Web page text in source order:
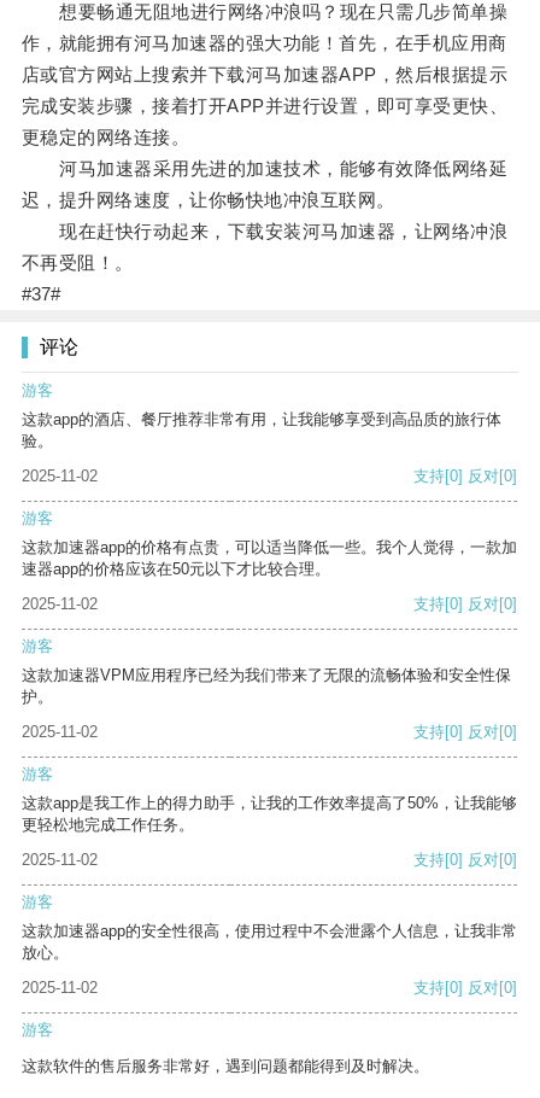
想要畅通无阻地进行网络冲浪吗？现在只需几步简单操
作，就能拥有河马加速器的强大功能！首先，在手机应用商
店或官方网站上搜索并下载河马加速器APP，然后根据提示
完成安装步骤，接着打开APP并进行设置，即可享受更快、
更稳定的网络连接。
河马加速器采用先进的加速技术，能够有效降低网络延
迟，提升网络速度，让你畅快地冲浪互联网。
现在赶快行动起来，下载安装河马加速器，让网络冲浪
不再受阻！。
#37#
评论
游客
这款app的酒店、餐厅推荐非常有用，让我能够享受到高品质的旅行体
验。
2025-11-02
支持[0] 反对[0]
游客
这款加速器app的价格有点贵，可以适当降低一些。我个人觉得，一款加
速器app的价格应该在50元以下才比较合理。
2025-11-02
支持[0] 反对[0]
游客
这款加速器VPM应用程序已经为我们带来了无限的流畅体验和安全性保
护。
2025-11-02
支持[0] 反对[0]
游客
这款app是我工作上的得力助手，让我的工作效率提高了50%，让我能够
更轻松地完成工作任务。
2025-11-02
支持[0] 反对[0]
游客
这款加速器app的安全性很高，使用过程中不会泄露个人信息，让我非常
放心。
2025-11-02
支持[0] 反对[0]
游客
这款软件的售后服务非常好，遇到问题都能得到及时解决。